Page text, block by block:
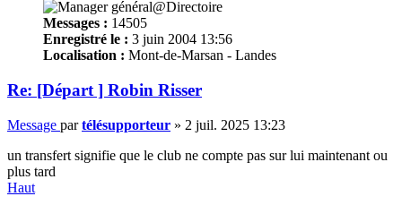
Messages : 14505
Enregistré le : 3 juin 2004 13:56
Localisation : Mont-de-Marsan - Landes
Re: [Départ ] Robin Risser
Message partélésupporteur » 2 juil. 2025 13:23
un transfert signifie que le club ne compte pas sur lui maintenant ou
plus tard
Haut